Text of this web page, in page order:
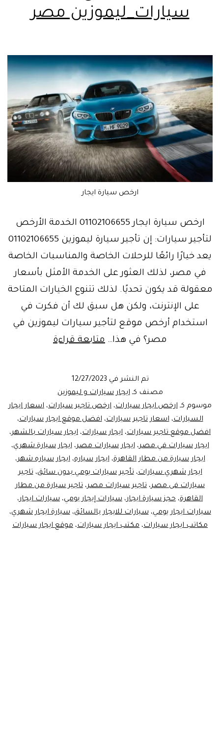
سيارات_ليموزين مصر
ارخص سيارة ايجار
ارخص سيارة ايجار 01102106655 الخدمة الأرخص
لتأجير سيارات: إن تأجير سيارة ليموزين 01102106655
يعد خيارًا رائعًا للرحلات الخاصة والمناسبات الخاصة
في مصر، لذلك العثور على الخدمة الأمثل بأسعار
معقولة قد يكون تحديًا. لذلك تتنوع الخيارات المتاحة
على الإنترنت، ولكن هل سبق لك أن فكرت في
استخدام أرخص موقع لتأجير سيارات ليموزين في
مصر؟ في هذا… متابعة قراءة
مصر
تم النشر في 12/27/2023
مصنف كـايجار سيارات و ليموزين
موسوم كـ ارخص ايجار سيارات، ارخص تاجير سيارات، اسعار ايجار
السيارات،اسعار تاجير سيارات،افضل موقع ايجار سيارات،
افضل موقع تاجير سيارات، ايجار سيارات، ايجار سيارات بالشهر،
ايجار سيارات في مصر،ايجار سيارات مصر،ايجار سيارة شهري،
ايجار سيارة من مطار القاهرة،ايجار سياره،ايجار سياره شهر،
ايجار شهري سيارات،تأجير سيارات يومي بدون سائق،تاجير
سيارات فى مصر، تاجير سيارات مصر، تاجير سيارة من مطار
القاهرة، حجز سيارة ايجار، سيارات إيجار يومي، سيارات ايجار،
سيارات ايجار يومي،سيارات للايجار بالسائق،سيارة ايجار شهري،
مكاتب ايجار سيارات، مكتب ايجار سيارات، موقع ايجار سيارات